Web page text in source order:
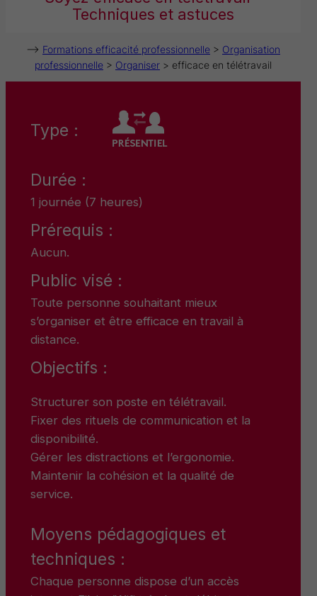
Techniques et astuces
–> Formations efficacité professionnelle > Organisation
professionnelle > Organiser > efficace en télétravail
Type :
Durée :
1 journée (7 heures)
Prérequis :
Aucun.
Public visé :
Toute personne souhaitant mieux
s’organiser et être efficace en travail à
distance.
Objectifs :
Structurer son poste en télétravail.
Fixer des rituels de communication et la
disponibilité.
Gérer les distractions et l’ergonomie.
Maintenir la cohésion et la qualité de
service.
Moyens pédagogiques et
techniques :
Chaque personne dispose d’un accès